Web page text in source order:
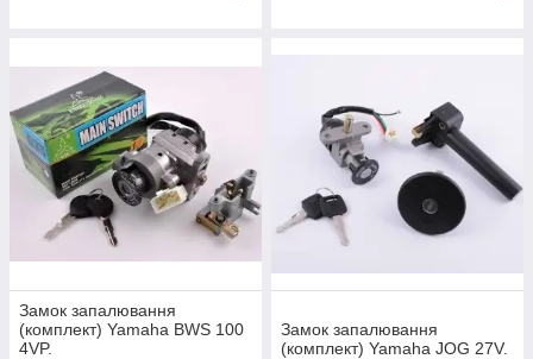
Замок запалювання
(комплект) Yamaha BWS 100
4VP.
Замок запалювання
(комплект) Yamaha JOG 27V.